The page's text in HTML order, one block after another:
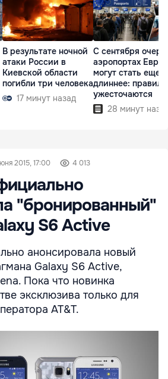
В результате ночной
атаки России в
Киевской области
погибли три человека
17 минут назад
С сентября
аэропортах
могут стать еще
длиннее: правила
ужесточаются
28 минут
2015, 17:00 4 013
"бронированный"
S6 Aсtive
анонсировала новый
Galaxy S6 Active,
Пока что новинка
эксклюзива только для
AT&T.